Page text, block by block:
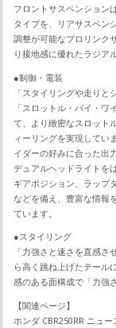
フロントサスペンション
タイプを、リアサスペン
調整が可能なプロリンク
り接地感に優れたラジア
●制御・電装
「スタイリングや走り
「スロットル・バイ・
て、より緻密なスロット
ィーリングを実現してい
イダーの好みに合った出
デュアルヘッドライトを
ギアポジション、ラップ
などを備え、豊富な情報
ています。
●スタイリング
「力強さと速さを直感
ら高く跳ね上げたテール
感のある面構成で「力強
【関連ページ】
ホンダ CBR250RR ニュ